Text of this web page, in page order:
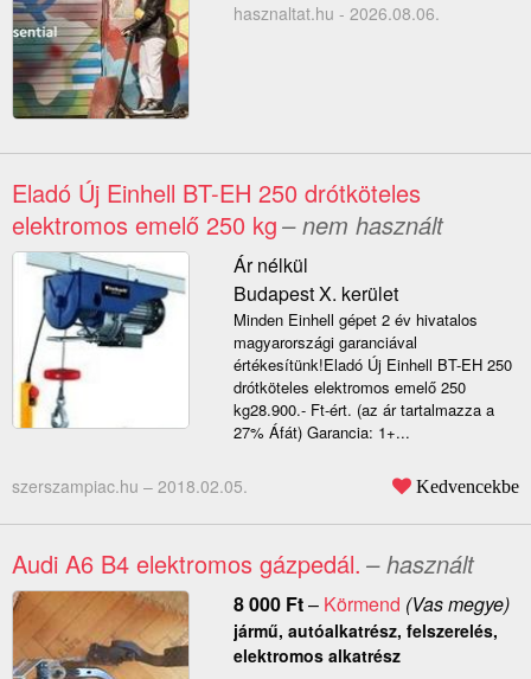
hasznaltat.hu - 2026.08.06.
Eladó Új Einhell BT-EH 250 drótköteles
elektromos emelő 250 kg– nem használt
Ár nélkül
Budapest X. kerület
Minden Einhell gépet 2 év hivatalos
magyarországi garanciával
értékesítünk!Eladó Új Einhell BT-EH 250
drótköteles elektromos emelő 250
kg28.900.- Ft-ért. (az ár tartalmazza a
27% Áfát) Garancia: 1+...
szerszampiac.hu – 2018.02.05. Kedvencekbe
Audi A6 B4 elektromos gázpedál. – használt
8 000 Ft– Körmend (Vas megye)
jármű, autóalkatrész, felszerelés,
elektromos alkatrész